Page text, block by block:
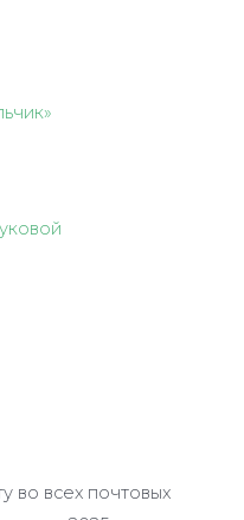
во всех почтовых